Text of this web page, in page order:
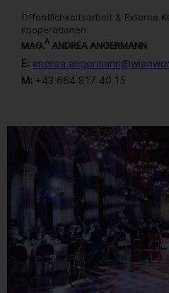
Öffentlichkeitsarbeit & Externe
Kooperationen
MAG.A ANDREA ANGERMANN
E:
M: +43 664 817 40 15